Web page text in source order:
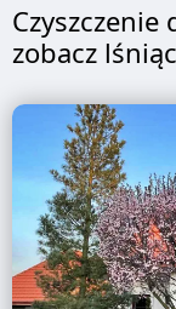
Czyszczenie
zobacz